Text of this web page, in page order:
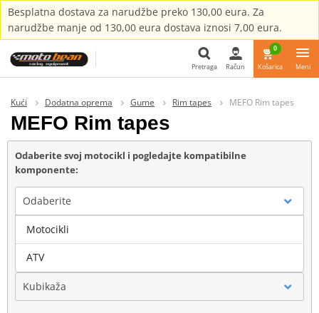
Besplatna dostava za narudžbe preko 130,00 eura. Za
narudžbe manje od 130,00 eura dostava iznosi 7,00 eura.
Pretraga
Pretraga Račun
0
Košarica Meni
Kući Dodatna oprema Gume Rim tapes MEFO Rim tapes
MEFO Rim tapes
Odaberite svoj motocikl i pogledajte kompatibilne
komponente:
Odaberite
Marka
Kubikaža
Motocikli
ATV